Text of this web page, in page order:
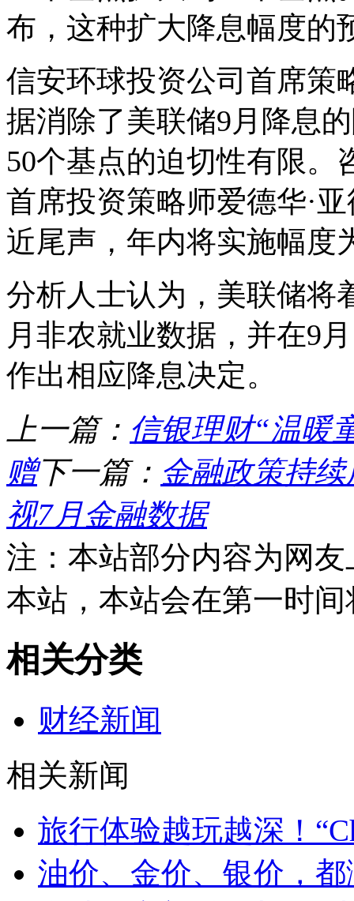
布，这种扩大降息幅度的
信安环球投资公司首席策
据消除了美联储9月降息
50个基点的迫切性有限。
首席投资策略师爱德华·
近尾声，年内将实施幅度
分析人士认为，美联储将
月非农就业数据，并在9
作出相应降息决定。
上一篇： 信银理财“温暖
赠下一篇： 金融政策持
视7月金融数据
注：本站部分内容为网
本站，本站会在第一时
相关分类
财经新闻
相关新闻
旅行体验越玩越深！
油价、金价、银价，都